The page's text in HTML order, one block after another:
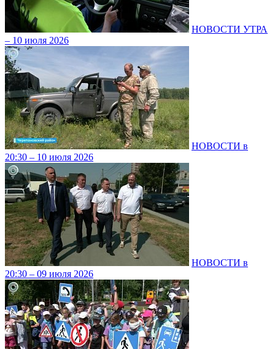
НОВОСТИ УТРА
– 10 июля 2026
НОВОСТИ в
20:30 – 10 июля 2026
НОВОСТИ в
20:30 – 09 июля 2026